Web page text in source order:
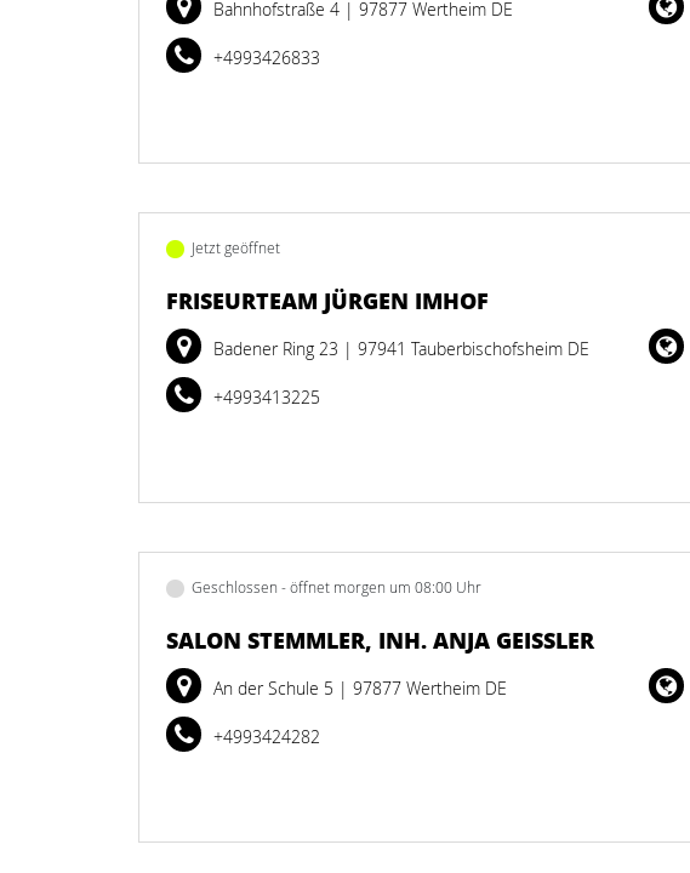
Bahnhofstraße 4 | 97877 Wertheim DE
+4993426833
Jetzt geöffnet
FRISEURTEAM JÜRGEN IMHOF
Badener Ring 23 | 97941 Tauberbischofsheim DE
+4993413225
Geschlossen - öffnet morgen um 08:00 Uhr
SALON STEMMLER, INH. ANJA GEISSLER
An der Schule 5 | 97877 Wertheim DE
+4993424282